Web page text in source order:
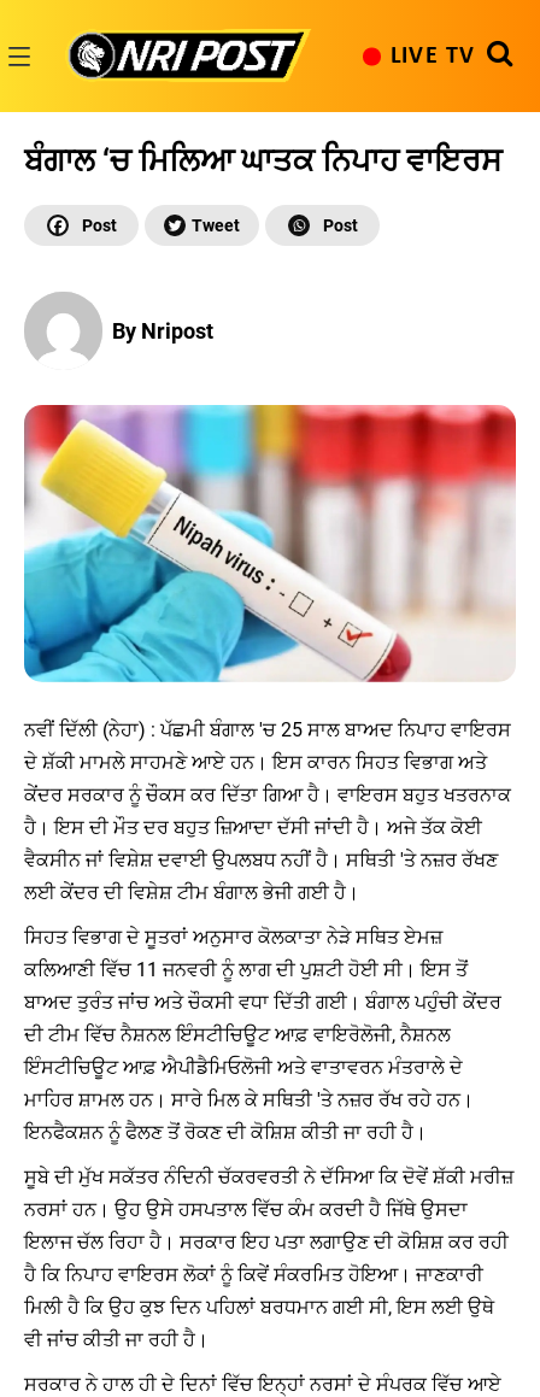
content
LIVE TV
ਬੰਗਾਲ ‘ਚ ਮਿਲਿਆ ਘਾਤਕ ਨਿਪਾਹ ਵਾਇਰਸ
By Nripost
ਨਵੀਂ ਦਿੱਲੀ (ਨੇਹਾ) : ਪੱਛਮੀ ਬੰਗਾਲ 'ਚ 25 ਸਾਲ ਬਾਅਦ ਨਿਪਾਹ ਵਾਇਰਸ
ਦੇ ਸ਼ੱਕੀ ਮਾਮਲੇ ਸਾਹਮਣੇ ਆਏ ਹਨ। ਇਸ ਕਾਰਨ ਸਿਹਤ ਵਿਭਾਗ ਅਤੇ
ਕੇਂਦਰ ਸਰਕਾਰ ਨੂੰ ਚੌਕਸ ਕਰ ਦਿੱਤਾ ਗਿਆ ਹੈ। ਵਾਇਰਸ ਬਹੁਤ ਖਤਰਨਾਕ
ਹੈ। ਇਸ ਦੀ ਮੌਤ ਦਰ ਬਹੁਤ ਜ਼ਿਆਦਾ ਦੱਸੀ ਜਾਂਦੀ ਹੈ। ਅਜੇ ਤੱਕ ਕੋਈ
ਵੈਕਸੀਨ ਜਾਂ ਵਿਸ਼ੇਸ਼ ਦਵਾਈ ਉਪਲਬਧ ਨਹੀਂ ਹੈ। ਸਥਿਤੀ 'ਤੇ ਨਜ਼ਰ ਰੱਖਣ
ਲਈ ਕੇਂਦਰ ਦੀ ਵਿਸ਼ੇਸ਼ ਟੀਮ ਬੰਗਾਲ ਭੇਜੀ ਗਈ ਹੈ।
ਸਿਹਤ ਵਿਭਾਗ ਦੇ ਸੂਤਰਾਂ ਅਨੁਸਾਰ ਕੋਲਕਾਤਾ ਨੇੜੇ ਸਥਿਤ ਏਮਜ਼
ਕਲਿਆਣੀ ਵਿੱਚ 11 ਜਨਵਰੀ ਨੂੰ ਲਾਗ ਦੀ ਪੁਸ਼ਟੀ ਹੋਈ ਸੀ। ਇਸ ਤੋਂ
ਬਾਅਦ ਤੁਰੰਤ ਜਾਂਚ ਅਤੇ ਚੌਕਸੀ ਵਧਾ ਦਿੱਤੀ ਗਈ। ਬੰਗਾਲ ਪਹੁੰਚੀ ਕੇਂਦਰ
ਦੀ ਟੀਮ ਵਿੱਚ ਨੈਸ਼ਨਲ ਇੰਸਟੀਚਿਊਟ ਆਫ਼ ਵਾਇਰੋਲੋਜੀ, ਨੈਸ਼ਨਲ
ਇੰਸਟੀਚਿਊਟ ਆਫ਼ ਐਪੀਡੈਮਿਓਲੋਜੀ ਅਤੇ ਵਾਤਾਵਰਨ ਮੰਤਰਾਲੇ ਦੇ
ਮਾਹਿਰ ਸ਼ਾਮਲ ਹਨ। ਸਾਰੇ ਮਿਲ ਕੇ ਸਥਿਤੀ 'ਤੇ ਨਜ਼ਰ ਰੱਖ ਰਹੇ ਹਨ।
ਇਨਫੈਕਸ਼ਨ ਨੂੰ ਫੈਲਣ ਤੋਂ ਰੋਕਣ ਦੀ ਕੋਸ਼ਿਸ਼ ਕੀਤੀ ਜਾ ਰਹੀ ਹੈ।
ਸੂਬੇ ਦੀ ਮੁੱਖ ਸਕੱਤਰ ਨੰਦਿਨੀ ਚੱਕਰਵਰਤੀ ਨੇ ਦੱਸਿਆ ਕਿ ਦੋਵੇਂ ਸ਼ੱਕੀ ਮਰੀਜ਼
ਨਰਸਾਂ ਹਨ। ਉਹ ਉਸੇ ਹਸਪਤਾਲ ਵਿੱਚ ਕੰਮ ਕਰਦੀ ਹੈ ਜਿੱਥੇ ਉਸਦਾ
ਇਲਾਜ ਚੱਲ ਰਿਹਾ ਹੈ। ਸਰਕਾਰ ਇਹ ਪਤਾ ਲਗਾਉਣ ਦੀ ਕੋਸ਼ਿਸ਼ ਕਰ ਰਹੀ
ਹੈ ਕਿ ਨਿਪਾਹ ਵਾਇਰਸ ਲੋਕਾਂ ਨੂੰ ਕਿਵੇਂ ਸੰਕਰਮਿਤ ਹੋਇਆ। ਜਾਣਕਾਰੀ
ਮਿਲੀ ਹੈ ਕਿ ਉਹ ਕੁਝ ਦਿਨ ਪਹਿਲਾਂ ਬਰਧਮਾਨ ਗਈ ਸੀ, ਇਸ ਲਈ ਉਥੇ
ਵੀ ਜਾਂਚ ਕੀਤੀ ਜਾ ਰਹੀ ਹੈ।
ਸਰਕਾਰ ਨੇ ਹਾਲ ਹੀ ਦੇ ਦਿਨਾਂ ਵਿੱਚ ਇਨ੍ਹਾਂ ਨਰਸਾਂ ਦੇ ਸੰਪਰਕ ਵਿੱਚ ਆਏ